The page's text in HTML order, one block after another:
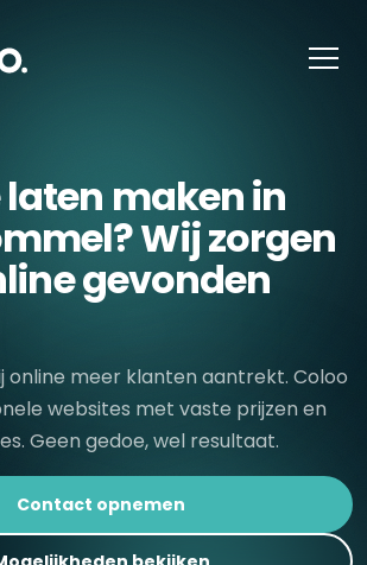
maken in
Wij zorgen
gevonden
online meer klanten aantrekt. Coloo
websites met vaste prijzen en
Geen gedoe, wel resultaat.
Contact opnemen